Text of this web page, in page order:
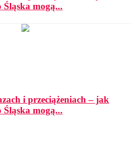
Śląska mogą...
i przeciążeniach – jak
Śląska mogą...